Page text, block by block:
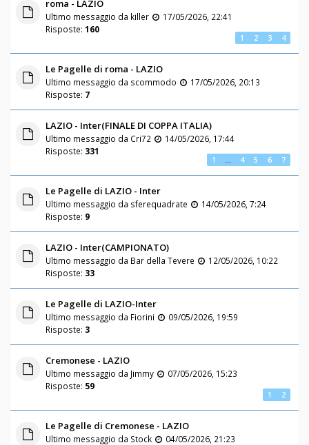
roma - LAZIO
Ultimo messaggio da killer
17/05/2026, 22:41
Risposte: 160
1 2 3 4
Le Pagelle di roma - LAZIO
Ultimo messaggio da scommodo
17/05/2026, 20:13
Risposte: 7
LAZIO - Inter(FINALE DI COPPA ITALIA)
Ultimo messaggio da Cri72
14/05/2026, 17:44
Risposte: 331
1 … 4 5 6 7
Le Pagelle di LAZIO - Inter
Ultimo messaggio da sferequadrate
14/05/2026, 7:24
Risposte: 9
LAZIO - Inter(CAMPIONATO)
Ultimo messaggio da Bar della Tevere
12/05/2026, 10:22
Risposte: 33
Le Pagelle di LAZIO-Inter
Ultimo messaggio da Fiorini
09/05/2026, 19:59
Risposte: 3
Cremonese - LAZIO
Ultimo messaggio da Jimmy
07/05/2026, 15:23
Risposte: 59
1 2
Le Pagelle di Cremonese - LAZIO
Ultimo messaggio da Stock
04/05/2026, 21:23